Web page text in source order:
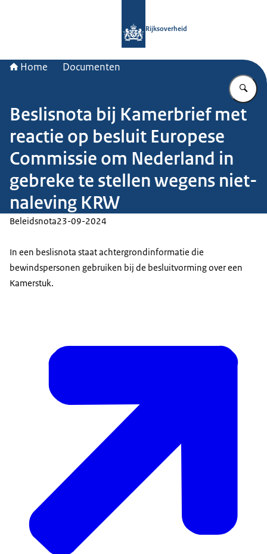
Rijksoverheid
Home Documenten
Beslisnota bij Kamerbrief met
reactie op besluit Europese
Commissie om Nederland in
gebreke te stellen wegens niet-
naleving KRW
Beleidsnota23-09-2024
In een beslisnota staat achtergrondinformatie die
bewindspersonen gebruiken bij de besluitvorming over een
Kamerstuk.